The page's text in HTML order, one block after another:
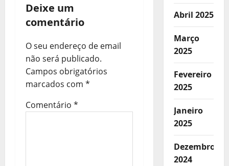
e
a
r
t
i
g
o
Deixe um
comentário
O seu endereço de email
não será publicado.
Campos obrigatórios
marcados com *
Comentário *
Abril 2025
Março
2025
Fevereiro
2025
Janeiro
2025
Dezembro
2024